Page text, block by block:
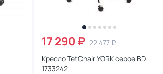
17 290 ₽ 22 477 ₽
Кресло TetChair YORK серое BD-
1733242